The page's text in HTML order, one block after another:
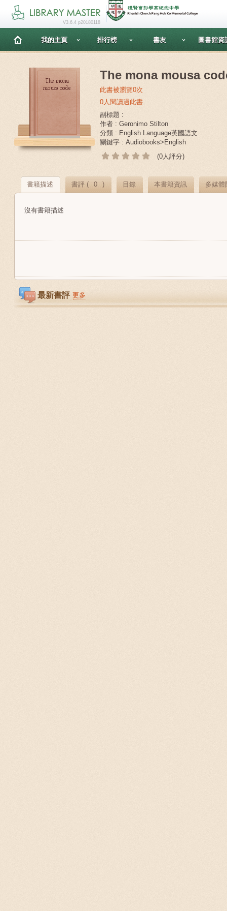
V3.6.4 p20180118
我的主頁 排行榜 書友 圖書館資
The mona mousa
此書被瀏覽0次
0人閱讀過此書
副標題 :
作者 : Geronimo Stilton
分類 : English Language英國語文
關鍵字 : Audiobooks>English
(0人評分)
書籍描述 書評 ( 0 ) 目錄 本書籍資訊 多媒體
沒有書籍描述
最新書評 更多